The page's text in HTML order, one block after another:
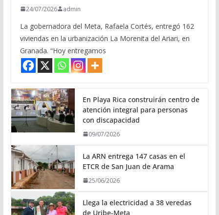
24/07/2026 admin
La gobernadora del Meta, Rafaela Cortés, entregó 162
viviendas en la urbanización La Morenita del Ariari, en
Granada. “Hoy entregamos
En Playa Rica construirán centro de
atención integral para personas
con discapacidad
09/07/2026
La ARN entrega 147 casas en el
ETCR de San Juan de Arama
25/06/2026
Llega la electricidad a 38 veredas
de Uribe-Meta